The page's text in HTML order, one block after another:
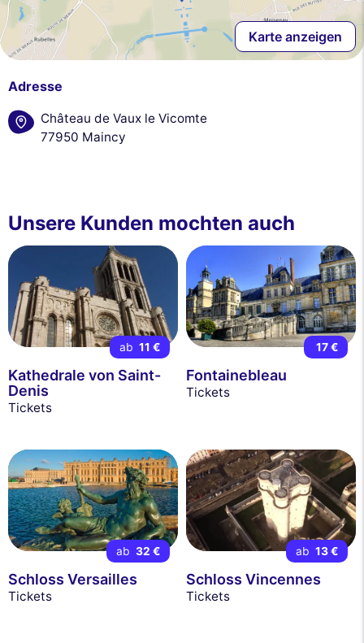
Karte anzeigen
Adresse
Château de Vaux le Vicomte
77950 Maincy
Unsere Kunden mochten auch
ab 11 €
Kathedrale von Saint-
Denis
Tickets
17 €
Fontainebleau
Tickets
ab 32 €
Schloss Versailles
Tickets
ab 13 €
Schloss Vincennes
Tickets